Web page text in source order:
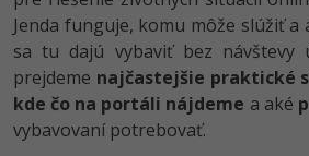
PHP -80%
C++ -80%
-80%
UX
Business
Adobe Illustrator
Adobe Lightroom -30%
Adobe XD -15%
Jenda funguje, komu môže slúžiť
sa tu dajú vybaviť bez návštevy
prejdeme najčastejšie praktické
kde čo na portáli nájdeme a aké
vybavovaní potrebovať.